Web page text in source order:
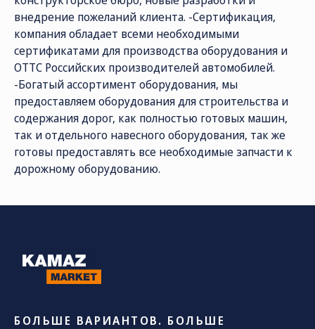
внедрение пожеланий клиента. -Сертификация,
компания обладает всеми необходимыми
сертификатами для производства оборудования и
ОТТС Российских производителей автомобилей.
-Богатый ассортимент оборудования, мы
предоставляем оборудования для строительства и
содержания дорог, как полностью готовых машин,
так и отдельного навесного оборудования, так же
готовы предоставлять все необходимые запчасти к
дорожному оборудованию.
БОЛЬШЕ ВАРИАНТОВ. БОЛЬШЕ